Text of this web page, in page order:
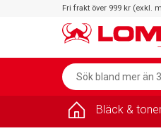
Fri frakt över 999 kr (exkl.
Bläck &